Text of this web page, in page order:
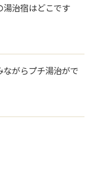
湯治宿はどこです
がらプチ湯治がで